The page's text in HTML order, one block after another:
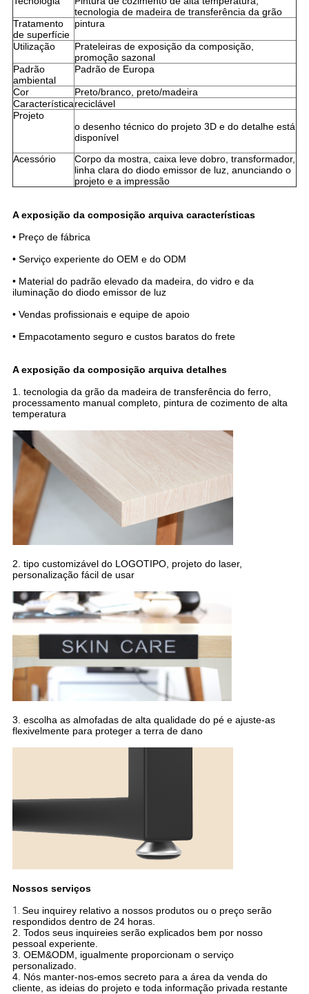
tecnologia de madeira de transferência da grão
Tratamento
de superfície
pintura
Utilização
Prateleiras de exposição da composição,
promoção sazonal
Padrão
ambiental
Padrão de Europa
Cor
Preto/branco, preto/madeira
Característicareciclável
Projeto
o desenho técnico do projeto 3D e do detalhe está
disponível
Acessório
Corpo da mostra, caixa leve dobro, transformador,
linha clara do diodo emissor de luz, anunciando o
projeto e a impressão
A exposição da composição arquiva características
• Preço de fábrica
• Serviço experiente do OEM e do ODM
• Material do padrão elevado da madeira, do vidro e da
iluminação do diodo emissor de luz
• Vendas profissionais e equipe de apoio
• Empacotamento seguro e custos baratos do frete
A exposição da composição arquiva detalhes
1. tecnologia da grão da madeira de transferência do ferro,
processamento manual completo, pintura de cozimento de alta
temperatura
2. tipo customizável do LOGOTIPO, projeto do laser,
personalização fácil de usar
3. escolha as almofadas de alta qualidade do pé e ajuste-as
flexivelmente para proteger a terra de dano
Nossos serviços
1. Seu inquirey relativo a nossos produtos ou o preço serão
respondidos dentro de 24 horas.
2. Todos seus inquireies serão explicados bem por nosso
pessoal experiente.
3. OEM&ODM, igualmente proporcionam o serviço
personalizado.
4. Nós manter-nos-emos secreto para a área da venda do
cliente, as ideias do projeto e toda informação privada restante